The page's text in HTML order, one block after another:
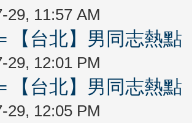
29, 11:57 AM
【台北】男同志熱
29, 12:01 PM
【台北】男同志熱
29, 12:05 PM